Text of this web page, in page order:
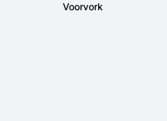
Voorvork